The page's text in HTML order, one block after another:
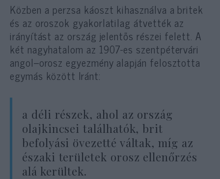
Közben a perzsa káoszt kihasználva a britek
és az oroszok gyakorlatilag átvették az
irányítást az ország jelentős részei felett. A
két nagyhatalom az 1907-es szentpétervári
angol–orosz egyezmény alapján felosztotta
egymás között Iránt:
a déli részek, ahol az ország
olajkincsei találhatók, brit
befolyási övezetté váltak, míg az
északi területek orosz ellenőrzés
alá kerültek.